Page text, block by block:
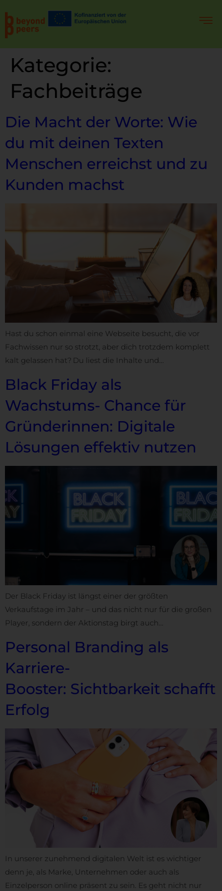
Kategorie:
Fachbeiträge
Die Macht der Worte: Wie
du mit deinen Texten
Menschen erreichst und zu
Kunden machst
Hast du schon einmal eine Webseite besucht, die vor
Fachwissen nur so strotzt, aber dich trotzdem komplett
kalt gelassen hat? Du liest die Inhalte und…
Black Friday als
Wachstums- Chance für
Gründerinnen: Digitale
Lösungen effektiv nutzen
Der Black Friday ist längst einer der größten
Verkaufstage im Jahr – und das nicht nur für die großen
Player, sondern der Aktionstag birgt auch…
Personal Branding als
Karriere-
Booster: Sichtbarkeit schafft
Erfolg
In unserer zunehmend digitalen Welt ist es wichtiger
denn je, als Marke, Unternehmen oder auch als
Einzelperson online präsent zu sein. Es geht nicht nur